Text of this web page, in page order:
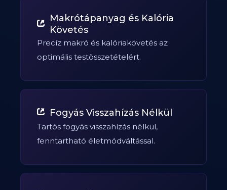
Makrótápanyag és Kalória
Követés
Precíz makró és kalóriakövetés az
optimális testösszetételért.
Fogyás Visszahízás Nélkül
Tartós fogyás visszahízás nélkül,
fenntartható életmódváltással.